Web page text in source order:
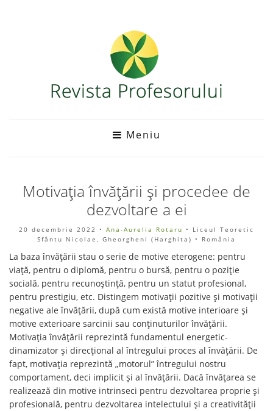
Meniu
Motivația învățării și procedee de
dezvoltare a ei
20 decembrie 2022 • Ana-Aurelia Rotaru • Liceul Teoretic
Sfântu Nicolae, Gheorgheni (Harghita) • România
La baza învățării stau o serie de motive eterogene: pentru
viață, pentru o diplomă, pentru o bursă, pentru o poziție
socială, pentru recunoștință, pentru un statut profesional,
pentru prestigiu, etc. Distingem motivații pozitive și motivații
negative ale învățării, după cum există motive interioare și
motive exterioare sarcinii sau conținuturilor învățării.
Motivația învățării reprezintă fundamentul energetic-
dinamizator și direcțional al întregului proces al învățării. De
fapt, motivația reprezintă „motorul” întregului nostru
comportament, deci implicit și al învățării. Dacă învățarea se
realizează din motive intrinseci pentru dezvoltarea proprie și
profesională, pentru dezvoltarea intelectului și a creativității